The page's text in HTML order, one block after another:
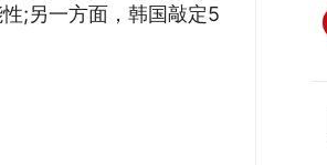
;另一方面，韩国敲定5